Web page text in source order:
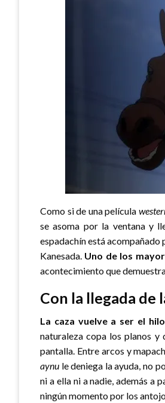
Como si de una película
se asoma por la ventana y
espadachín está acompañado
Kanesada. Uno de los
acontecimiento que
Con la llegada de
La caza vuelve a ser el
naturaleza copa los planos y
pantalla. Entre arcos y
aynu le deniega la ayuda, no
ni a ella ni a nadie, además a
ningún momento por los